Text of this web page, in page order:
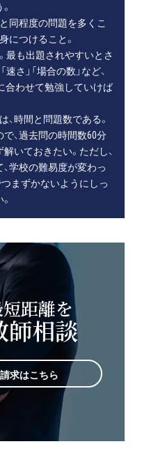
同程度の問題を多くこ
につけること。
最も出題されやすいとさ
さ」「場合の数」など、
合わせて勉強していけば
、時間と問題数である。
、過去問の時間数60分
いておきたい。ただし、
学校の難易度が変わっ
まずかないようにしっ
距離を
師相談
求はこちら